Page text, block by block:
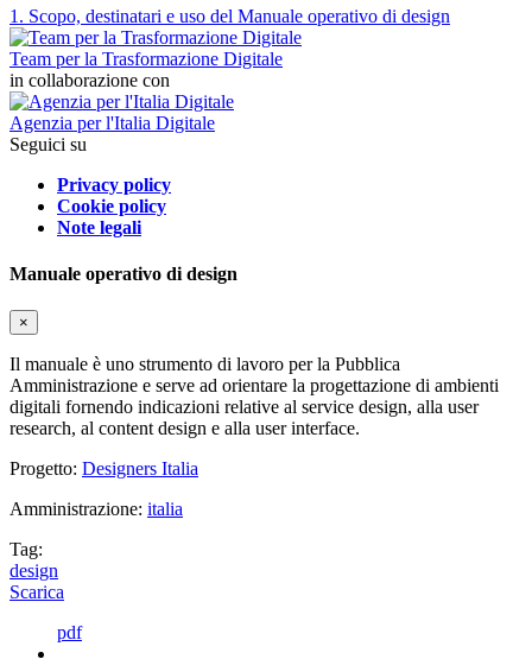
1. Scopo, destinatari e uso del Manuale operativo di design
Team per la Trasformazione Digitale
in collaborazione con
Agenzia per l'Italia Digitale
Seguici su
Privacy policy
Cookie policy
Note legali
Manuale operativo di design
×
Il manuale è uno strumento di lavoro per la Pubblica
Amministrazione e serve ad orientare la progettazione di ambienti
digitali fornendo indicazioni relative al service design, alla user
research, al content design e alla user interface.
Progetto: Designers Italia
Amministrazione: italia
Tag:
design
Scarica
pdf